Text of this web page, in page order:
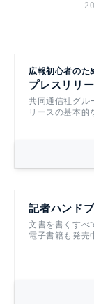
広報初心者のた
プレスリリ
共同通信社グル
リースの基本的
記者ハンド
文書を書くすべ
電子書籍も発売